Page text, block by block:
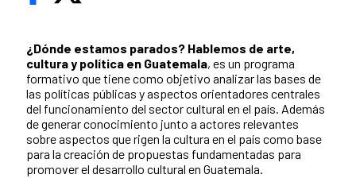
¿Dónde estamos parados? Hablemos de arte,
cultura y política en Guatemala, es un programa
formativo que tiene como objetivo analizar las bases de
las políticas públicas y aspectos orientadores centrales
del funcionamiento del sector cultural en el país. Además
de generar conocimiento junto a actores relevantes
sobre aspectos que rigen la cultura en el país como base
para la creación de propuestas fundamentadas para
promover el desarrollo cultural en Guatemala.